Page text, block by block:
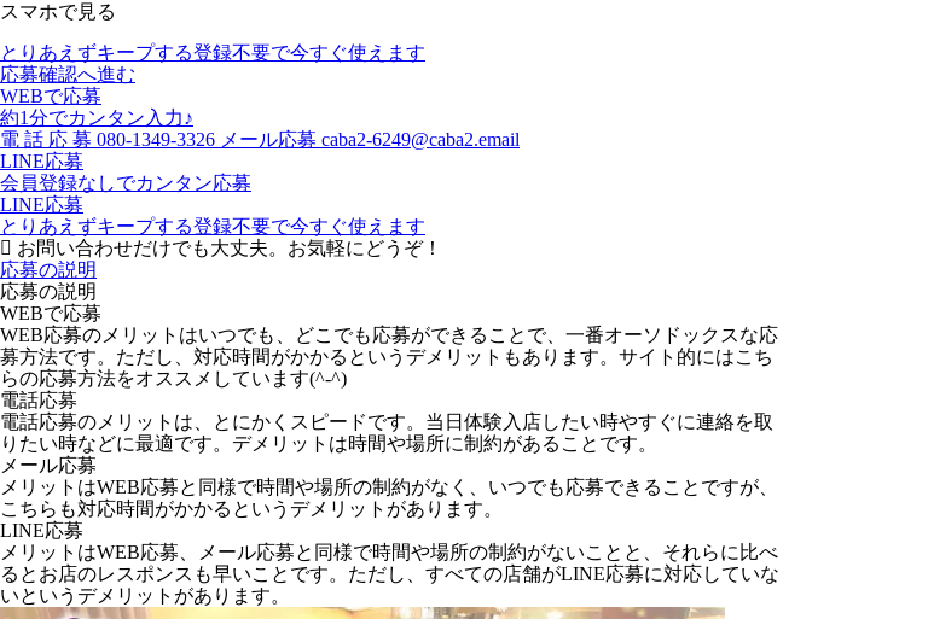
スマホで見る
とりあえずキープする登録不要で今すぐ使えます
応募確認へ進む
WEBで応募
約1分でカンタン入力♪
電 話 応 募 080-1349-3326 メール応募 caba2-6249@caba2.email
LINE応募
会員登録なしでカンタン応募
LINE応募
とりあえずキープする登録不要で今すぐ使えます
お問い合わせだけでも大丈夫。お気軽にどうぞ！
応募の説明
応募の説明
WEBで応募
WEB応募のメリットはいつでも、どこでも応募ができることで、一番オーソドックスな応
募方法です。ただし、対応時間がかかるというデメリットもあります。サイト的にはこち
らの応募方法をオススメしています(^-^)
電話応募
電話応募のメリットは、とにかくスピードです。当日体験入店したい時やすぐに連絡を取
りたい時などに最適です。デメリットは時間や場所に制約があることです。
メール応募
メリットはWEB応募と同様で時間や場所の制約がなく、いつでも応募できることですが、
こちらも対応時間がかかるというデメリットがあります。
LINE応募
メリットはWEB応募、メール応募と同様で時間や場所の制約がないことと、それらに比べ
るとお店のレスポンスも早いことです。ただし、すべての店舗がLINE応募に対応していな
いというデメリットがあります。